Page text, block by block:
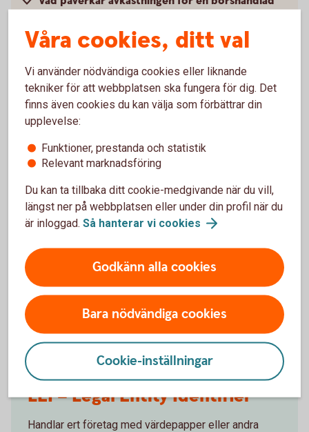
Hur handlar jag med placeringar som inte finns i
bankens erbjudande?
Går det att sälja om jag har placeringar från
andra leverantörer som inte finns med i bankens
Kurser och
marknadsinformation
Den svenska marknaden.
Logga in för att se
LEI – Legal Entity Identifier
Handlar ert företag med värdepapper eller andra
Våra cookies, ditt val
Vi använder nödvändiga cookies eller liknande
tekniker för att webbplatsen ska fungera för dig. Det
finns även cookies du kan välja som förbättrar din
upplevelse:
Funktioner, prestanda och statistik
Relevant marknadsföring
Du kan ta tillbaka ditt cookie-medgivande när du vill,
längst ner på webbplatsen eller under din profil när du
är inloggad. Så hanterar vi cookies
Godkänn alla cookies
Bara nödvändiga cookies
Cookie-inställningar